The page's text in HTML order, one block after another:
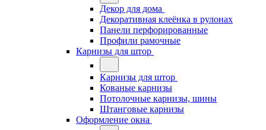
Декор для дома
Декоративная клеёнка в рулонах
Панели перфорированные
Профили рамочные
Карнизы для штор
Карнизы для штор
Кованые карнизы
Потолочные карнизы, шины
Штанговые карнизы
Оформление окна